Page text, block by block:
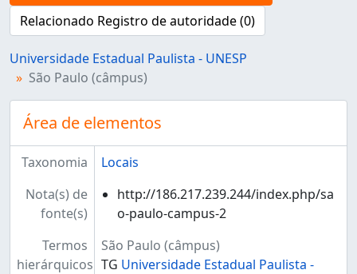
Relacionado Registro de autoridade (0)
Universidade Estadual Paulista - UNESP
São Paulo (câmpus)
Área de elementos
Taxonomia
Locais
Nota(s) de
fonte(s)
http://186.217.239.244/index.php/sa
o-paulo-campus-2
Termos
hierárquicos
São Paulo (câmpus)
TG Universidade Estadual Paulista -